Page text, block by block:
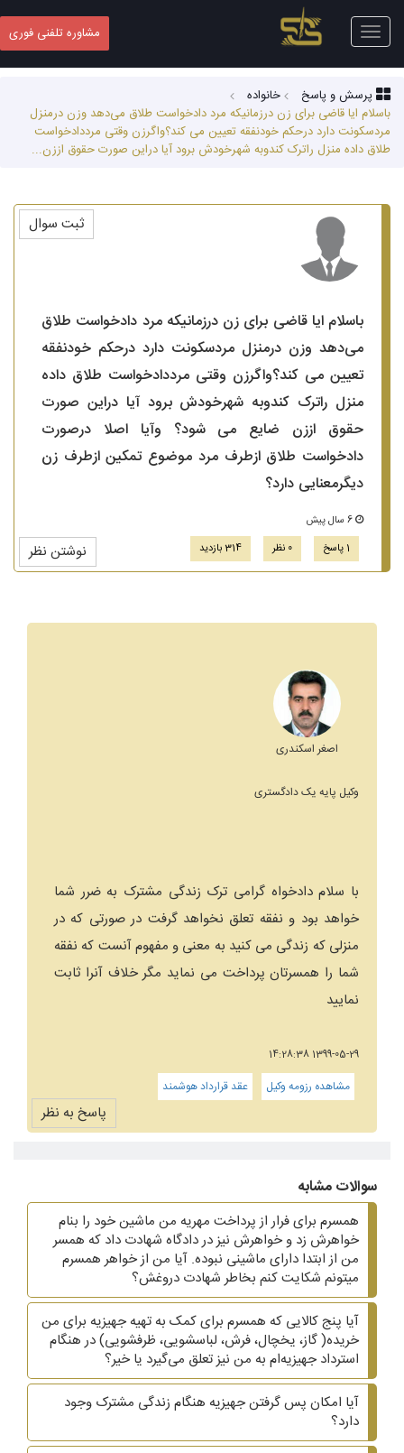
Toggle
navigation
مشاوره تلفنی فوری
پرسش و پاسخ
خانواده
باسلام ایا قاضی برای زن درزمانیکه مرد دادخواست طلاق می‌دهد وزن درمنزل
مردسکونت دارد درحکم خودنفقه تعیین می کند؟واگرزن وقتی مرددادخواست
طلاق داده منزل راترک کندوبه شهرخودش برود آیا دراین صورت حقوق اززن...
باسلام ایا قاضی برای زن درزمانیکه مرد دادخواست طلاق
می‌دهد وزن درمنزل مردسکونت دارد درحکم خودنفقه
تعیین می کند؟واگرزن وقتی مرددادخواست طلاق داده
منزل راترک کندوبه شهرخودش برود آیا دراین صورت
حقوق اززن ضایع می شود؟ وآیا اصلا درصورت
دادخواست طلاق ازطرف مرد موضوع تمکین ازطرف زن
دیگرمعنایی دارد؟
1 پاسخ
0 نظر 314 بازدید نوشتن نظر
ثبت سوال
اصغر اسکندری
وکیل پایه یک دادگستری
با سلام دادخواه گرامی ترک زندگی مشترک به ضرر شما
خواهد بود و نفقه تعلق نخواهد گرفت در صورتی که در
منزلی که زندگی می کنید به معنی و مفهوم آنست که نفقه
شما را همسرتان پرداخت می نماید مگر خلاف آنرا ثابت
نمایید
1399-05-29 14:28:38
مشاهده رزومه وکیل عقد قرارداد هوشمند
پاسخ به نظر
سوالات مشابه
همسرم برای فرار از پرداخت مهریه من ماشین خود را بنام
خواهرش زد و خواهرش نیز در دادگاه شهادت داد که همسر
من از ابتدا دارای ماشینی نبوده. آیا من از خواهر همسرم
میتونم شکایت کنم بخاطر شهادت دروغش؟
آیا پنج کالایی که همسرم برای کمک به تهیه جهیزیه برای من
خریده( گاز، یخچال، فرش، لباسشویی، ظرفشویی)‌ در هنگام
استرداد جهیزیه‌ام به من نیز تعلق می‌گیرد یا خیر؟
آیا امکان پس گرفتن جهیزیه هنگام زندگی مشترک وجود
دارد؟